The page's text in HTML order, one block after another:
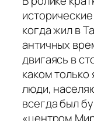
когда жил в
античных
двигаясь в
каком только
люди,
всегда был